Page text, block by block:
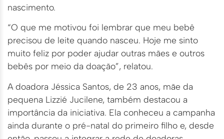
nascimento.
“O que me motivou foi lembrar que meu bebê
precisou de leite quando nasceu. Hoje me sinto
muito feliz por poder ajudar outras mães e outros
bebês por meio da doação”, relatou.
A doadora Jéssica Santos, de 23 anos, mãe da
pequena Lizzié Jucilene, também destacou a
importância da iniciativa. Ela conheceu a campanha
ainda durante o pré-natal do primeiro filho e, desde